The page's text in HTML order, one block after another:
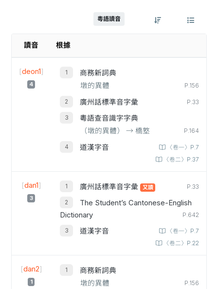
粵語讀音
讀音 根據
[deon1]
4
商務新詞典
墩的異體
P.156
廣州話標準音字彙 P.33
粵語查音識字字典
（墩的異體） → 橋墪
P.164
道漢字音
〈卷一〉P.7
〈卷二〉P.37
[dan1]
3
廣州話標準音字彙 又讀 P.33
The Student’s Cantonese-English
Dictionary
P.642
道漢字音
〈卷一〉P.7
〈卷二〉P.22
[dan2]
1
商務新詞典
墩的異體
P.156